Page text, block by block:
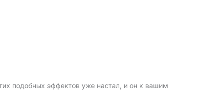
подобных эффектов уже настал, и он к вашим